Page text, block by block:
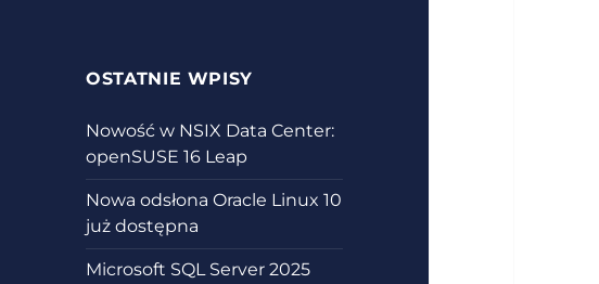
OSTATNIE WPISY
Nowość w NSIX Data Center:
openSUSE 16 Leap
Nowa odsłona Oracle Linux 10
już dostępna
Microsoft SQL Server 2025